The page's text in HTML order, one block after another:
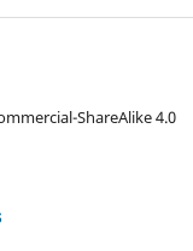
ShareAlike 4.0